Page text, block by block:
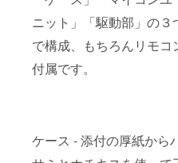
ニット」「駆動部」の３
で構成、もちろんリモコ
付属です。
ケース - 添付の厚紙から